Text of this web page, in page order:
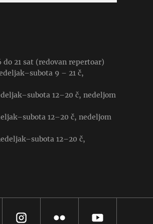
do 21 sat (redovan repertoar)
9 – 21 č,
12–20 č, nedeljom
12–20 č, nedeljom
12–20 č,